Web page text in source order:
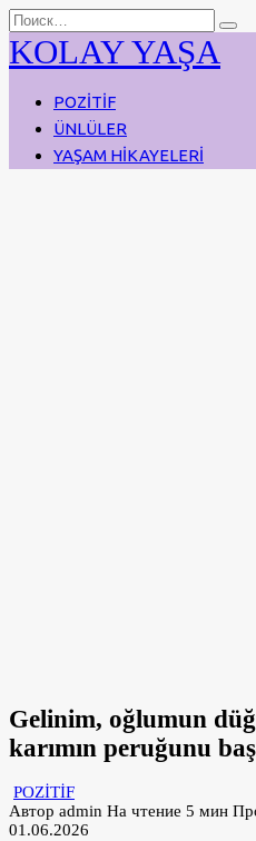
Перейти
к
содержанию
Search
for:
KOLAY YAŞA
POZİTİF
ÜNLÜLER
YAŞAM HİKAYELERİ
Gelinim, oğlumun
karımın peruğunu
POZİTİF
Автор admin На чтение 5 мин
01.06.2026